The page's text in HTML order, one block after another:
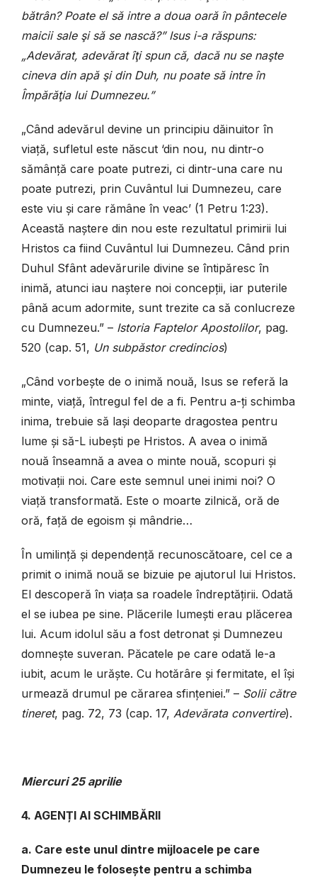
bătrân? Poate el să intre a doua oară în pântecele
maicii sale şi să se nască?” Isus i-a răspuns:
„Adevărat, adevărat îţi spun că, dacă nu se naşte
cineva din apă şi din Duh, nu poate să intre în
Împărăţia lui Dumnezeu.”
„Când adevărul devine un principiu dăinuitor în
viață, sufletul este născut ‘din nou, nu dintr-o
sămânță care poate putrezi, ci dintr-una care nu
poate putrezi, prin Cuvântul lui Dumnezeu, care
este viu și care rămâne în veac’ (1 Petru 1:23).
Această naștere din nou este rezultatul primirii lui
Hristos ca fiind Cuvântul lui Dumnezeu. Când prin
Duhul Sfânt adevărurile divine se întipăresc în
inimă, atunci iau naștere noi concepții, iar puterile
până acum adormite, sunt trezite ca să conlucreze
cu Dumnezeu.” – Istoria Faptelor Apostoli­lor, pag.
520 (cap. 51, Un subpăstor credincios)
„Când vorbește de o inimă nouă, Isus se referă la
minte, viață, întregul fel de a fi. Pentru a-ți schimba
inima, trebuie să lași deoparte dragostea pentru
lume și să-L iubești pe Hristos. A avea o inimă
nouă înseamnă a avea o minte nouă, scopuri și
motivații noi. Care este semnul unei inimi noi? O
viață transformată. Este o moarte zilnică, oră de
oră, față de egoism și mândrie…
În umilință și dependență recunoscătoare, cel ce a
primit o inimă nouă se bizu­ie pe ajutorul lui Hristos.
El descoperă în viața sa roadele îndreptățirii. Odată
el se iubea pe sine. Plăcerile lumești erau plăcerea
lui. Acum idolul său a fost detronat și Dumnezeu
domnește suveran. Păcatele pe care odată le-a
iubit, acum le urăște. Cu hotărâre și fermitate, el își
urmează drumul pe cărarea sfințeniei.” – Solii către
tineret, pag. 72, 73 (cap. 17, Adevărata convertire).
Miercuri25 aprilie
4. AGENȚI AI SCHIMBĂRII
a. Care este unul dintre mijloacele pe care
Dumnezeu le folosește pentru a schimba